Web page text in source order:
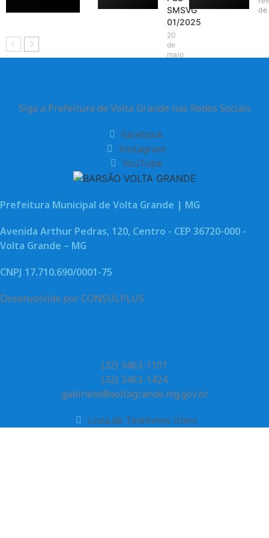
SMSVG
01/2025
20
de
maio
de
de
Siga a Prefeitura de Volta Grande nas Redes Sociais
Facebook
Instagram
YouTube
Prefeitura Municipal de Volta Grande | MG
Avenida Arthur Pedras, 120, Centro - CEP 36720-000 -
Volta Grande – MG
CNPJ 17.710.690/0001-75
Desenvolvido por CONSULPLUS
(32) 3463-1101
(32) 3463-1424
gabinete@voltagrande.mg.gov.br
Lista de Telefones Úteis